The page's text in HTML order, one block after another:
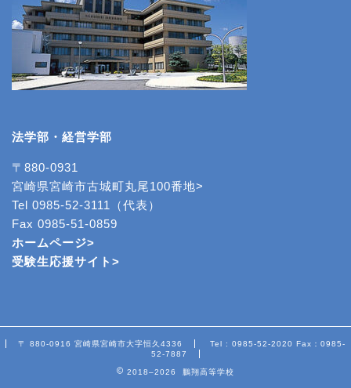
法学部・経営学部
〒880-0931
宮崎県宮崎市古城町丸尾100番地>
Tel 0985-52-3111（代表）
Fax 0985-51-0859
ホームページ>
受験生応援サイト>
〒 880-0916 宮崎県宮崎市大字恒久4336
Tel : 0985-52-2020 Fax：0985-
52-7887
2018–2026 鵬翔高等学校